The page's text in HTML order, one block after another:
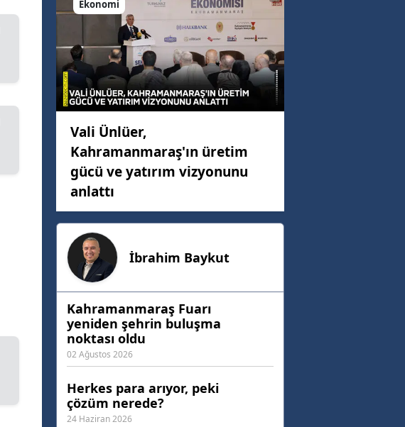
Ekonomi
Vali Ünlüer,
Kahramanmaraş'ın üretim
gücü ve yatırım vizyonunu
anlattı
İbrahim Baykut
Kahramanmaraş Fuarı
yeniden şehrin buluşma
noktası oldu
02 Ağustos 2026
Herkes para arıyor, peki
çözüm nerede?
24 Haziran 2026